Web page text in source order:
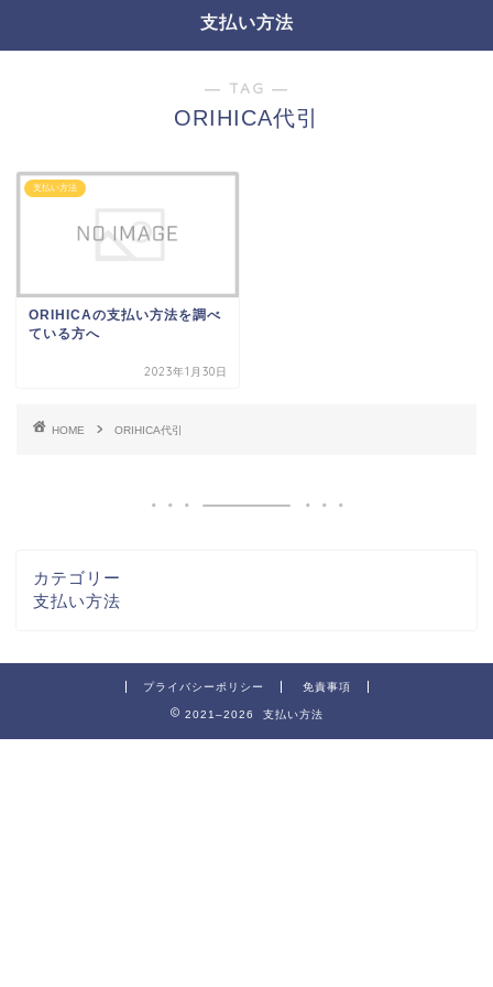
支払い方法
― TAG ―
ORIHICA代引
支払い方法
ORIHICAの支払い方法を調べ
ている方へ
2023年1月30日
HOME ORIHICA代引
カテゴリー
支払い方法
プライバシーポリシー 免責事項
2021–2026 支払い方法